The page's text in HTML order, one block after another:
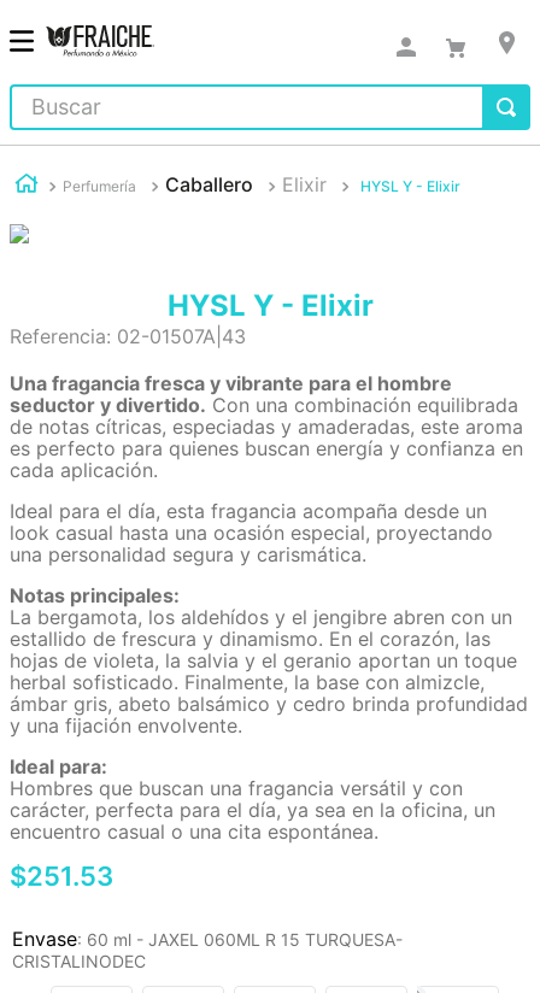
Buscar
Perfumería Caballero Elixir HYSL Y - Elixir
HYSL Y - Elixir
Referencia: 02-01507A|43
Una fragancia fresca y vibrante para el hombre
seductor y divertido. Con una combinación equilibrada
de notas cítricas, especiadas y amaderadas, este aroma
es perfecto para quienes buscan energía y confianza en
cada aplicación.
Ideal para el día, esta fragancia acompaña desde un
look casual hasta una ocasión especial, proyectando
una personalidad segura y carismática.
Notas principales:
La bergamota, los aldehídos y el jengibre abren con un
estallido de frescura y dinamismo. En el corazón, las
hojas de violeta, la salvia y el geranio aportan un toque
herbal sofisticado. Finalmente, la base con almizcle,
ámbar gris, abeto balsámico y cedro brinda profundidad
y una fijación envolvente.
Ideal para:
Hombres que buscan una fragancia versátil y con
carácter, perfecta para el día, ya sea en la oficina, un
encuentro casual o una cita espontánea.
$251.53
: 60 ml - JAXEL 060ML R 15 TURQUESA-
CRISTALINODEC